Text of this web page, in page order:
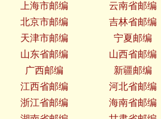
上海市邮编 云南省邮编
北京市邮编
吉林省邮编
天津市邮编
宁夏邮编
山东省邮编
山西省邮编
广西邮编
新疆邮编
江西省邮编
河北省邮编
浙江省邮编
海南省邮编